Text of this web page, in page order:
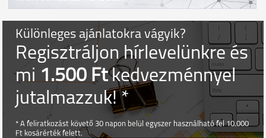
Különleges ajánlatokra vágyik?
Regisztráljon hírlevelünkre és
mi1.500 Ftkedvezménnyel
jutalmazzuk! *
* A feliratkozást követő 30 napon belül egyszer használható fel 10.000
Ft kosárérték felett.